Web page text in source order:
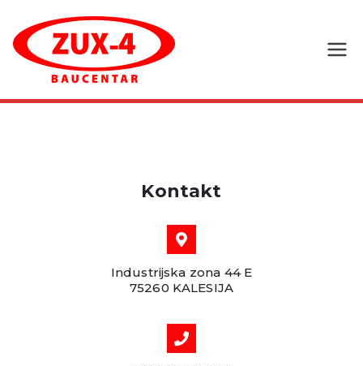
d.o.o.
Kontakt
Industrijska zona 44 E
75260 KALESIJA